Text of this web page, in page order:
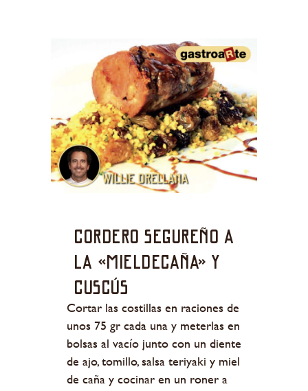
Cordero segureño a
la «mieldecaña» y
cuscús
Cortar las costillas en raciones de
unos 75 gr cada una y meterlas en
bolsas al vacío junto con un diente
de ajo, tomillo, salsa teriyaki y miel
de caña y cocinar en un roner a